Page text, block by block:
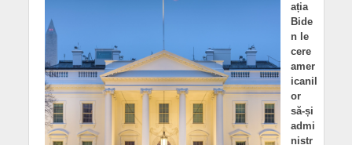
ația
Bide
n le
cere
amer
icanil
or
să-și
admi
nistr